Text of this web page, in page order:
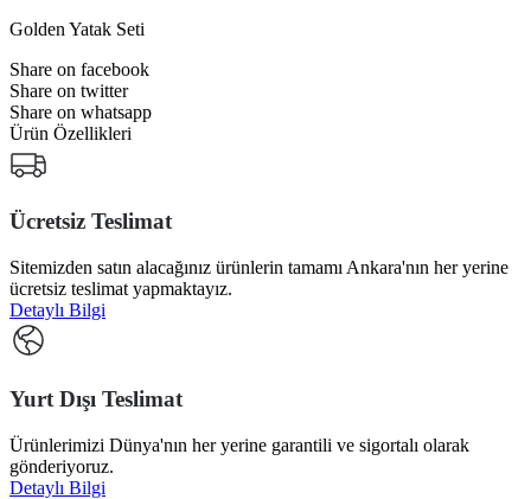
Golden Yatak Seti
Share on facebook
Share on twitter
Share on whatsapp
Ürün Özellikleri
Ücretsiz Teslimat
Sitemizden satın alacağınız ürünlerin tamamı Ankara'nın her yerine
ücretsiz teslimat yapmaktayız.
Detaylı Bilgi
Yurt Dışı Teslimat
Ürünlerimizi Dünya'nın her yerine garantili ve sigortalı olarak
gönderiyoruz.
Detaylı Bilgi